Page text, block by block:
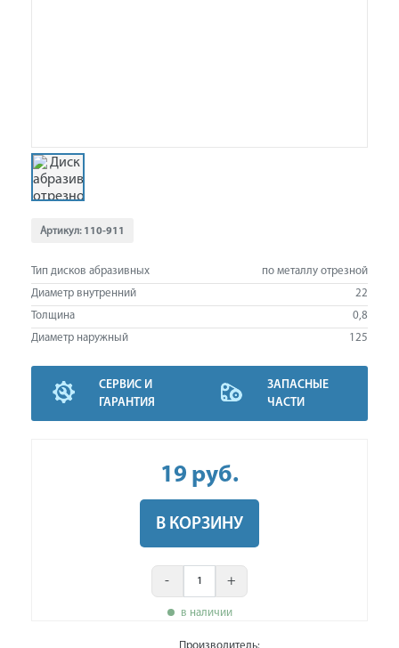
Артикул: 110-911
Тип дисков абразивных
по металлу отрезной
Диаметр внутренний
22
Толщина
0,8
Диаметр наружный
125
СЕРВИС И
ГАРАНТИЯ
ЗАПАСНЫЕ
ЧАСТИ
19 руб.
В КОРЗИНУ
- +
в наличии